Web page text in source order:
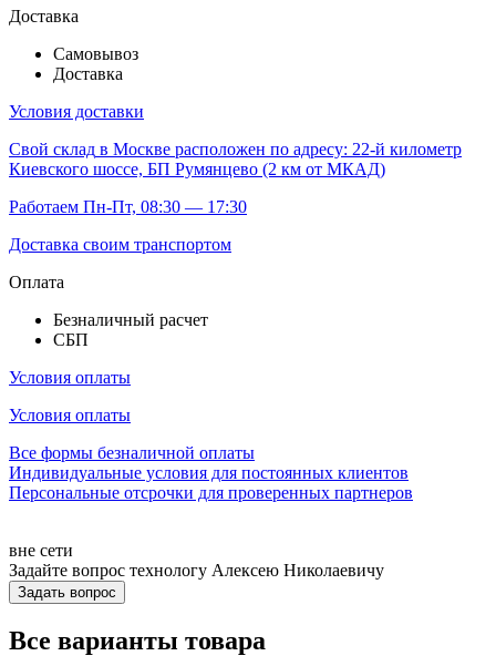
Доставка
Самовывоз
Доставка
Условия доставки
Свой склад в Москве расположен по адресу: 22-й километр
Киевского шоссе, БП Румянцево (2 км от МКАД)
Работаем Пн-Пт, 08:30 — 17:30
Доставка своим транспортом
Оплата
Безналичный расчет
СБП
Условия оплаты
Условия оплаты
Все формы безналичной оплаты
Индивидуальные условия для постоянных клиентов
Персональные отсрочки для проверенных партнеров
вне сети
Задайте вопрос технологу Алексею Николаевичу
Задать вопрос
Все варианты товара